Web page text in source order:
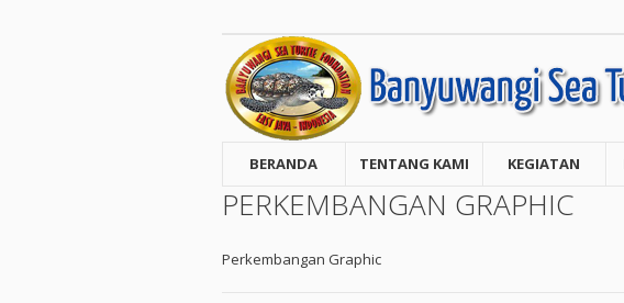
BERANDA TENTANG KAMI KEGIATAN
PERKEMBANGAN GRAPHIC
Perkembangan Graphic